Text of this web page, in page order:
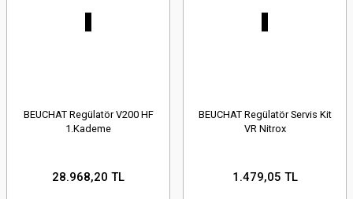
BEUCHAT Regülatör V200 HF
1.Kademe
28.968,20 TL
BEUCHAT Regülatör Servis Kit
VR Nitrox
1.479,05 TL